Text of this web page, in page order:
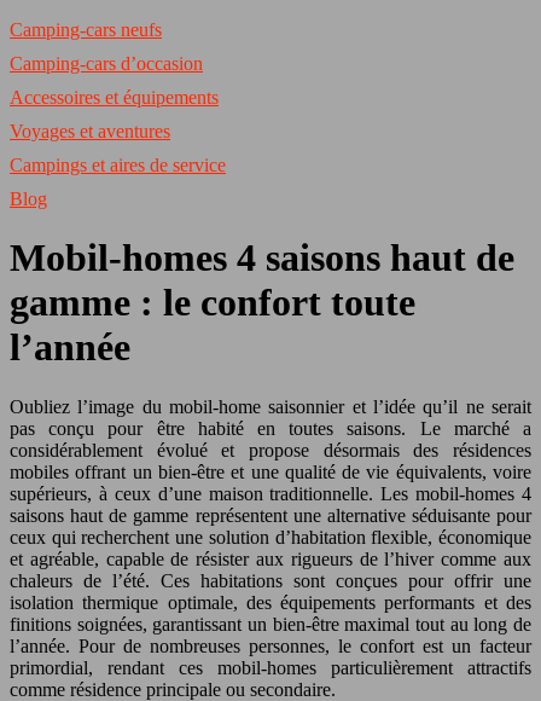
Camping-cars neufs
Camping-cars d’occasion
Accessoires et équipements
Voyages et aventures
Campings et aires de service
Blog
Mobil-homes 4 saisons haut de
gamme : le confort toute
l’année
Oubliez l’image du mobil-home saisonnier et l’idée qu’il ne serait
pas conçu pour être habité en toutes saisons. Le marché a
considérablement évolué et propose désormais des résidences
mobiles offrant un bien-être et une qualité de vie équivalents, voire
supérieurs, à ceux d’une maison traditionnelle. Les mobil-homes 4
saisons haut de gamme représentent une alternative séduisante pour
ceux qui recherchent une solution d’habitation flexible, économique
et agréable, capable de résister aux rigueurs de l’hiver comme aux
chaleurs de l’été. Ces habitations sont conçues pour offrir une
isolation thermique optimale, des équipements performants et des
finitions soignées, garantissant un bien-être maximal tout au long de
l’année. Pour de nombreuses personnes, le confort est un facteur
primordial, rendant ces mobil-homes particulièrement attractifs
comme résidence principale ou secondaire.